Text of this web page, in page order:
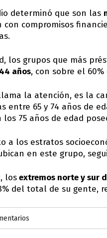
determinó que son las
con compromisos
los grupos que más
años, con sobre el
la atención, es la
entre 65 y 74 años de
los 75 años de edad
a los estratos
en este grupo,
losextremos norte y sur
del total de su gente,